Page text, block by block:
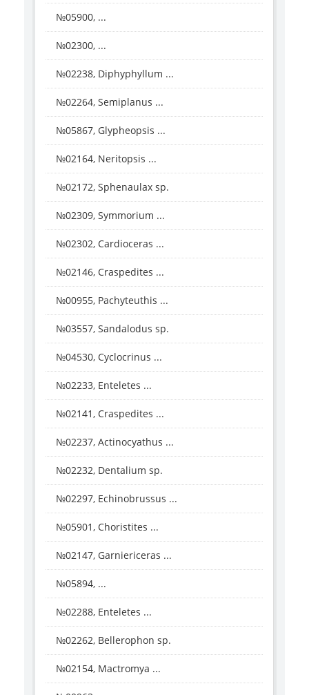
№05900, ...
№02300, ...
№02238, Diphyphyllum ...
№02264, Semiplanus ...
№05867, Glypheopsis ...
№02164, Neritopsis ...
№02172, Sphenaulax sp.
№02309, Symmorium ...
№02302, Cardioceras ...
№02146, Craspedites ...
№00955, Pachyteuthis ...
№03557, Sandalodus sp.
№04530, Cyclocrinus ...
№02233, Enteletes ...
№02141, Craspedites ...
№02237, Actinocyathus ...
№02232, Dentalium sp.
№02297, Echinobrussus ...
№05901, Choristites ...
№02147, Garniericeras ...
№05894, ...
№02288, Enteletes ...
№02262, Bellerophon sp.
№02154, Mactromya ...